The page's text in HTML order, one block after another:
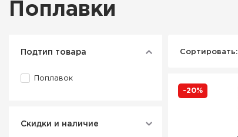
Поплавки
Подтип товара
Поплавок
Скидки и наличие
Сортировать:
-20%